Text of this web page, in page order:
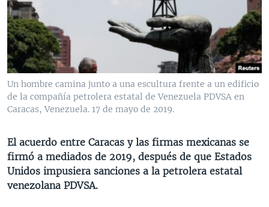
VENEZUELA
BRASIL
NICARAGUA
ECONOMÍA
ENTRETENIMIENTO Y CULTURA
TECNOLOGÍA
DEPORTES
CIENCIA Y SALUD
MULTIMEDIA
VIDEOS
FOTOGRAFÍA
AUDIOS
PROGRAMAS TV
EL MUNDO AL DÍA
FORO INTERAMERICANO
VISIÓN 360
PANORAMA
RADIO
AVANCE INFORMATIVO
AUDIONOTICIAS
ESTADOS UNIDOS AL DÍA
EL MUNDO AL DÍA [RADIO]
FORO [RADIO]
DIRECT
DOCUMENTALES DE LA VOA
SÍGANOS
Un hombre camina junto a una escultura frente a un edificio
de la compañía petrolera estatal de Venezuela PDVSA en
Caracas, Venezuela. 17 de mayo de 2019.
El acuerdo entre Caracas y las firmas mexicanas se
firmó a mediados de 2019, después de que Estados
Unidos impusiera sanciones a la petrolera estatal
venezolana PDVSA.